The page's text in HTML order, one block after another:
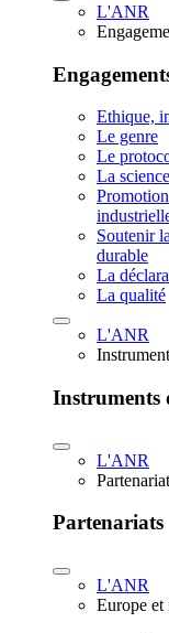
L'ANR
Ethique,
Le genre
Le
La
Soutenir
durable
La
La qualité
L'ANR
Instruments
L'ANR
Partenariats
L'ANR
Europe et